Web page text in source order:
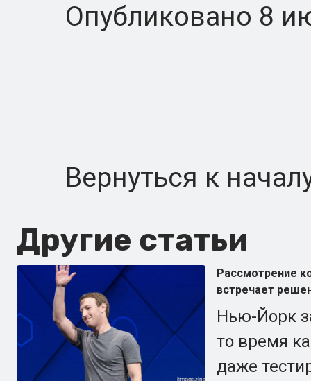
Опубликовано 8
Вернуться к
Другие статьи
Рассмотрение
встречает
Нью-Йорк
то время
даже